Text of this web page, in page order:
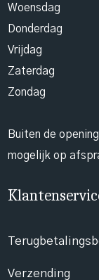
Woensdag
Donderdag
Vrijdag
Zaterdag
Zondag
Buiten de
mogelijk op
Verzending